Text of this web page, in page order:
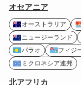
オセアニア
オーストラリア
ニュージーランド
パラオ
フィジ
ミクロネシア連邦
北アフリカ